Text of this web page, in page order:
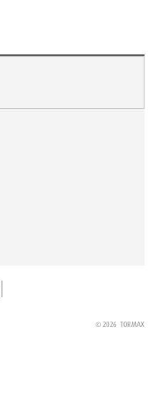
© 2026 TORMAX